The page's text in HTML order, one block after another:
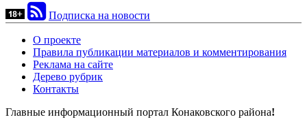
Подписка на новости
О проекте
Правила публикации материалов и комментирования
Реклама на сайте
Дерево рубрик
Контакты
Главные информационный портал Конаковского района!